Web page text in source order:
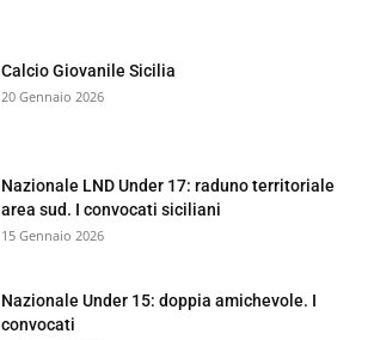
Calcio Giovanile Sicilia
20 Gennaio 2026
Nazionale LND Under 17: raduno territoriale
area sud. I convocati siciliani
15 Gennaio 2026
Nazionale Under 15: doppia amichevole. I
convocati